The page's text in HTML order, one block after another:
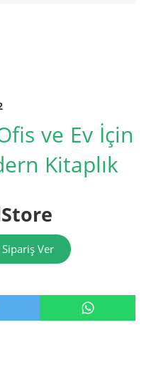
ve Ev İçin
Kitaplık
Ver